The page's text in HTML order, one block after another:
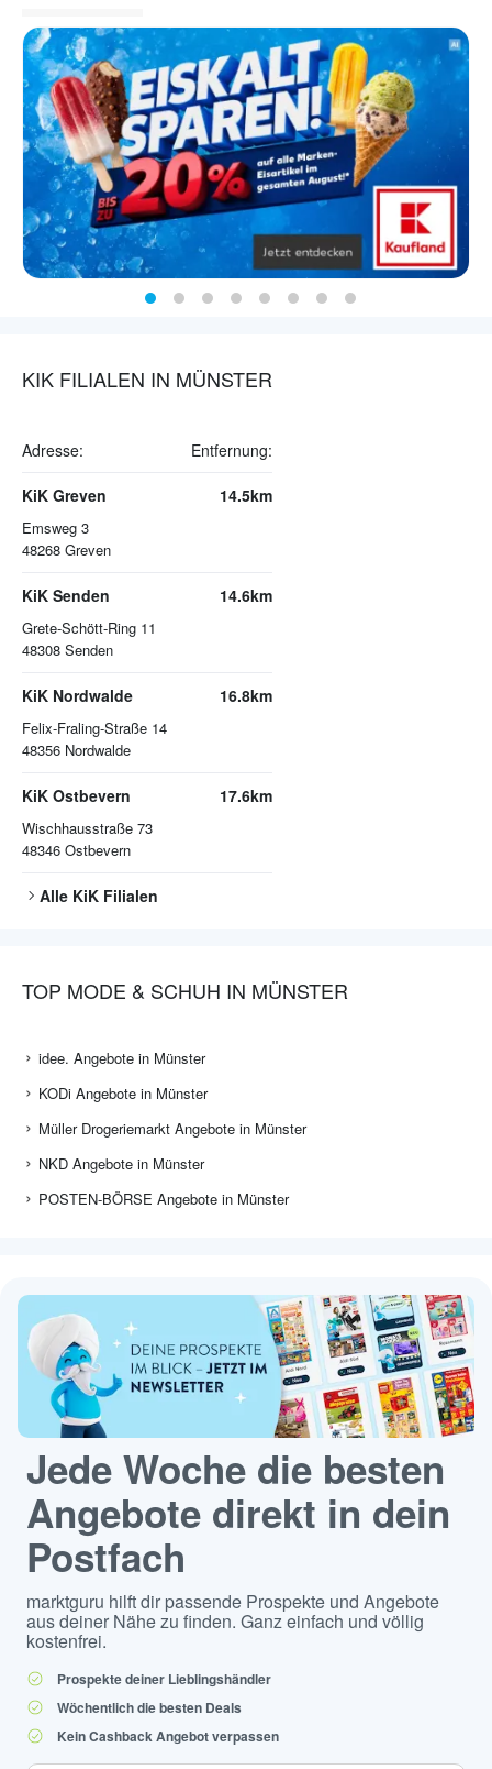
KIK FILIALEN IN MÜNSTER
Adresse: Entfernung:
KiK Greven
Emsweg 3
48268 Greven
14.5km
KiK Senden
Grete-Schött-Ring 11
48308 Senden
14.6km
KiK Nordwalde
Felix-Fraling-Straße 14
48356 Nordwalde
16.8km
KiK Ostbevern
Wischhausstraße 73
48346 Ostbevern
17.6km
Alle KiK Filialen
TOP MODE & SCHUH IN MÜNSTER
idee. Angebote in Münster
KODi Angebote in Münster
Müller Drogeriemarkt Angebote in Münster
NKD Angebote in Münster
POSTEN-BÖRSE Angebote in Münster
Jede Woche die besten
Angebote direkt in dein
Postfach
marktguru hilft dir passende Prospekte und Angebote
aus deiner Nähe zu finden. Ganz einfach und völlig
kostenfrei.
Prospekte deiner Lieblingshändler
Wöchentlich die besten Deals
Kein Cashback Angebot verpassen